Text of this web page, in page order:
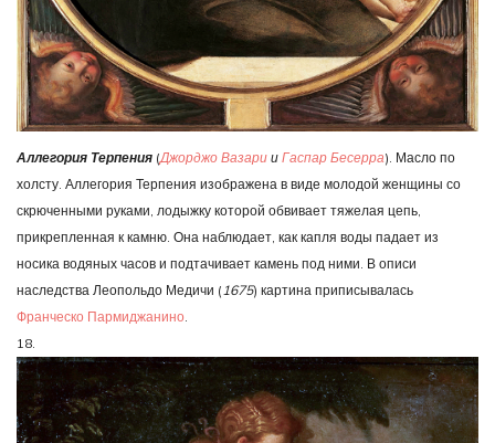
Аллегория Терпения (Джорджо Вазари и Гаспар Бесерра). Масло по
холсту. Аллегория Терпения изображена в виде молодой женщины со
скрюченными руками, лодыжку которой обвивает тяжелая цепь,
прикрепленная к камню. Она наблюдает, как капля воды падает из
носика водяных часов и подтачивает камень под ними. В описи
наследства Леопольдо Медичи ( 1675) картина приписывалась
Франческо Пармиджанино
18.